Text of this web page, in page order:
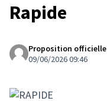
Rapide
Proposition officielle
09/06/2026 09:46